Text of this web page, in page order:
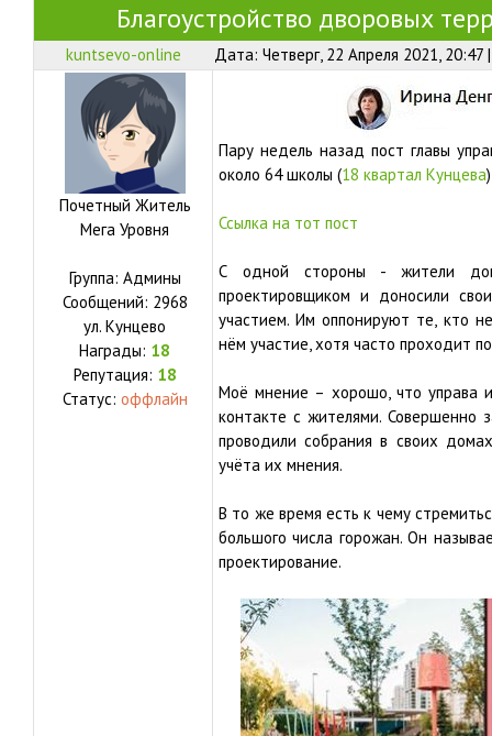
Благоустройство дворовых
kuntsevo-online Дата: Четверг, 22 Апреля 2021,
Почетный Житель
Мега Уровня
Группа: Админы
Сообщений: 2968
ул. Кунцево
Награды: 18
Репутация: 18
Статус: оффлайн
Пару недель назад пост главы
около 64 школы (18 квартал Кунцева
Ссылка на тот пост
С одной стороны - жители
проектировщиком и доносили
участием. Им оппонируют те, кто
нём участие, хотя часто проходит
Моё мнение – хорошо, что управа
контакте с жителями. Совершенно
проводили собрания в своих
учёта их мнения.
В то же время есть к чему
большого числа горожан. Он
проектирование.